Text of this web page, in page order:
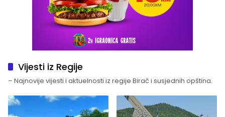
Vijesti iz Regije
– Najnovije vijesti i aktuelnosti iz regije Birač i susjednih opština.